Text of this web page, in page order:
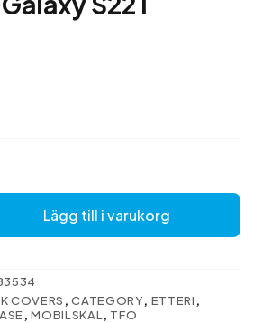
Lägg till i varukorg
COVERS ,CATEGORY, ETTERI ,
,MOBILSKAL , TFO